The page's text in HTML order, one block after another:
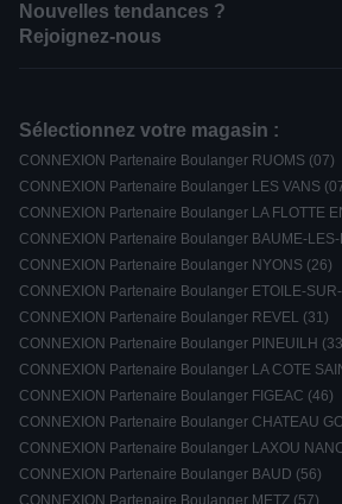
Nouvelles tendances ?
Rejoignez-nous
Sélectionnez votre magasin :
CONNEXION Partenaire Boulanger RUOMS (07)
CONNEXION Partenaire Boulanger LES VANS
CONNEXION Partenaire Boulanger LA FLOTTE
CONNEXION Partenaire Boulanger BAUME-
CONNEXION Partenaire Boulanger NYONS (26)
CONNEXION Partenaire Boulanger ETOILE-
CONNEXION Partenaire Boulanger REVEL (31)
CONNEXION Partenaire Boulanger PINEUILH
CONNEXION Partenaire Boulanger LA COTE
CONNEXION Partenaire Boulanger FIGEAC (46)
CONNEXION Partenaire Boulanger CHATEAU
CONNEXION Partenaire Boulanger LAXOU
CONNEXION Partenaire Boulanger BAUD (56)
CONNEXION Partenaire Boulanger METZ (57)